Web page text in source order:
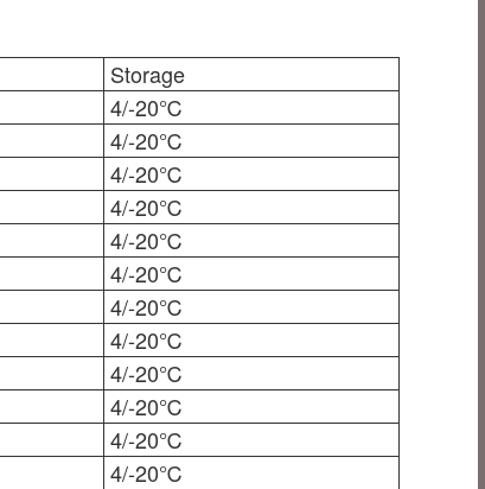
Storage
4/-20℃
4/-20℃
4/-20℃
4/-20℃
4/-20℃
4/-20℃
4/-20℃
4/-20℃
4/-20℃
4/-20℃
4/-20℃
4/-20℃